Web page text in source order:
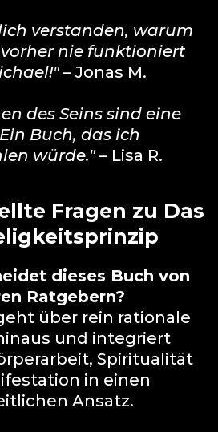
verstanden, warum
nie funktioniert
– Jonas M.
des Seins sind eine
Buch, das ich
würde."– Lisa R.
Fragen zu Das
dieses Buch von
Ratgebern?
über rein rationale
und integriert
Spiritualität
in einen
Ansatz.